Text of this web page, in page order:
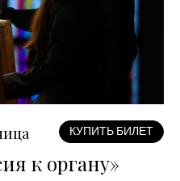
КУПИТЬ БИЛЕТ
к органу»